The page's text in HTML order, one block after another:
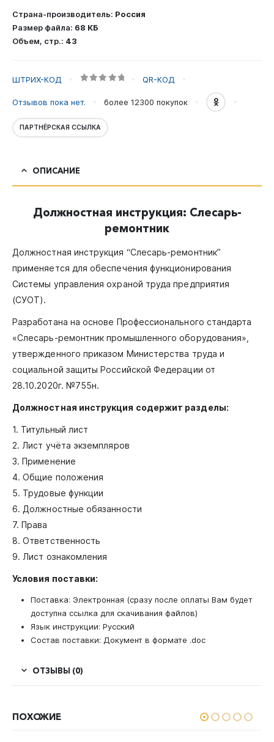
Страна-производитель: Россия
Размер файла: 68 КБ
Объем, стр.: 43
ШТРИХ-КОД QR-КОД
Отзывов пока нет. более 12300 покупок
ПАРТНЁРСКАЯ ССЫЛКА
ОПИСАНИЕ
Должностная инструкция: Слесарь-
ремонтник
Должностная инструкция “Слесарь-ремонтник”
применяется для обеспечения функционирования
Системы управления охраной труда предприятия
(СУОТ).
Разработана на основе Профессионального стандарта
«Слесарь-ремонтник промышленного оборудования»,
утвержденного приказом Министерства труда и
социальной защиты Российской Федерации от
28.10.2020г. №755н.
Должностная инструкция содержит разделы:
1. Титульный лист
2. Лист учёта экземпляров
3. Применение
4. Общие положения
5. Трудовые функции
6. Должностные обязанности
7. Права
8. Ответственность
9. Лист ознакомления
Условия поставки:
Поставка: Электронная (сразу после оплаты Вам будет
доступна ссылка для скачивания файлов)
Язык инструкции: Русский
Состав поставки: Документ в формате .doc
ОТЗЫВЫ (0)
ПОХОЖИЕ